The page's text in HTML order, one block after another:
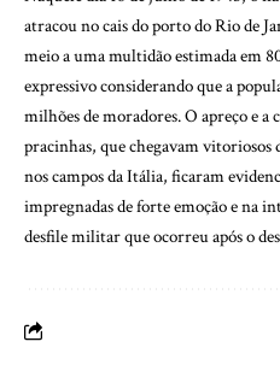
atracou no cais do porto do Rio de
meio a uma multidão estimada em
expressivo considerando que a
milhões de moradores. O apreço e a
pracinhas, que chegavam vitoriosos
nos campos da Itália, ficaram
impregnadas de forte emoção e na
desfile militar que ocorreu após o